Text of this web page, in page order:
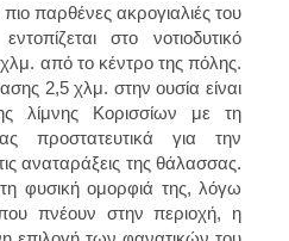
παρθένες ακρογιαλιές του
στο νοτιοδυτικό
από το κέντρο της πόλης.
2,5 χλμ. στην ουσία είναι
λίμνης Κορισσίων με τη
προστατευτικά για την
αναταράξεις της θάλασσας.
φυσική ομορφιά της, λόγω
πνέουν στην περιοχή, η